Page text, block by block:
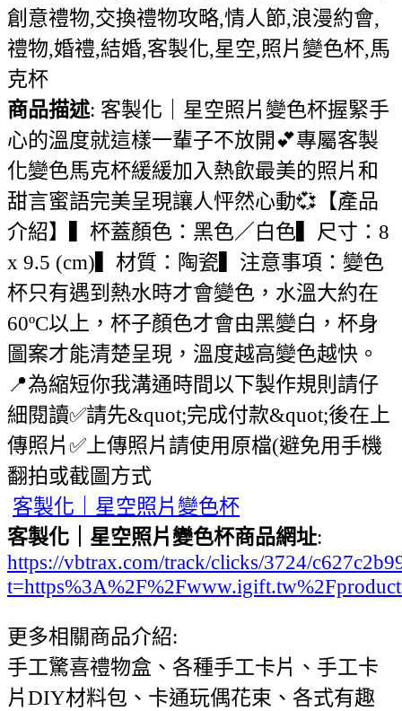
創意禮物,交換禮物攻略,情人節,浪漫約會,
禮物,婚禮,結婚,客製化,星空,照片變色杯,馬
克杯
商品描述: 客製化｜星空照片變色杯握緊手
心的溫度就這樣一輩子不放開💕專屬客製
化變色馬克杯緩緩加入熱飲最美的照片和
甜言蜜語完美呈現讓人怦然心動💞【產品
介紹】▍杯蓋顏色：黑色／白色▍尺寸：8
x 9.5 (cm)▍材質：陶瓷▍注意事項：變色
杯只有遇到熱水時才會變色，水溫大約在
60ºC以上，杯子顏色才會由黑變白，杯身
圖案才能清楚呈現，溫度越高變色越快。
📍為縮短你我溝通時間以下製作規則請仔
細閱讀✅請先&quot;完成付款&quot;後在上
傳照片✅上傳照片請使用原檔(避免用手機
翻拍或截圖方式
客製化｜星空照片變色杯
客製化｜星空照片變色杯商品網址:
https://vbtrax.com/track/clicks/3724/
更多相關商品介紹:
手工驚喜禮物盒、各種手工卡片、手工卡
片DIY材料包、卡通玩偶花束、各式有趣